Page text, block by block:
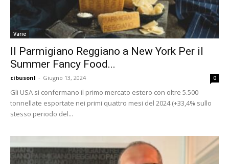
Varie
Il Parmigiano Reggiano a New York Per il
Summer Fancy Food...
cibusonl - Giugno 13, 2024 0
Gli USA si confermano il primo mercato estero con oltre 5.500
tonnellate esportate nei primi quattro mesi del 2024 (+33,4% sullo
stesso periodo del...